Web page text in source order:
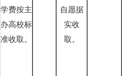
学费按主
办高校标
准收取。
自愿据
实收
取。